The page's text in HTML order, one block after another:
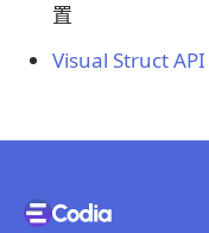
置
Visual Struct API